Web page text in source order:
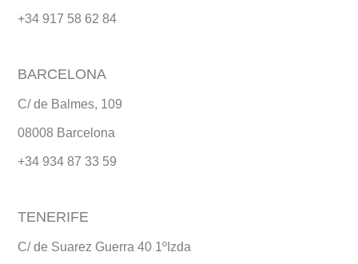
+34917 58 62 84
BARCELONA
C/ de Balmes, 109
08008 Barcelona
+34 934 87 33 59
TENERIFE
C/ de Suarez Guerra 40 1ºIzda